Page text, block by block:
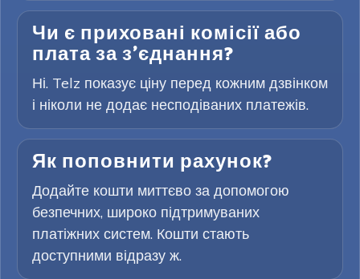
Чи є приховані комісії або
плата за з’єднання?
Ні. Telz показує ціну перед кожним дзвінком
і ніколи не додає несподіваних платежів.
Як поповнити рахунок?
Додайте кошти миттєво за допомогою
безпечних, широко підтримуваних
платіжних систем. Кошти стають
доступними відразу ж.